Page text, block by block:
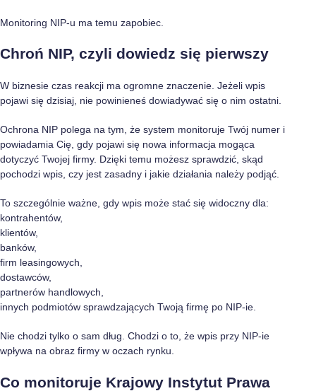
Monitoring NIP-u ma temu zapobiec.
Chroń NIP, czyli dowiedz się pierwszy
W biznesie czas reakcji ma ogromne znaczenie. Jeżeli wpis
pojawi się dzisiaj, nie powinieneś dowiadywać się o nim ostatni.
Ochrona NIP polega na tym, że system monitoruje Twój numer i
powiadamia Cię, gdy pojawi się nowa informacja mogąca
dotyczyć Twojej firmy. Dzięki temu możesz sprawdzić, skąd
pochodzi wpis, czy jest zasadny i jakie działania należy podjąć.
To szczególnie ważne, gdy wpis może stać się widoczny dla:
kontrahentów,
klientów,
banków,
firm leasingowych,
dostawców,
partnerów handlowych,
innych podmiotów sprawdzających Twoją firmę po NIP-ie.
Nie chodzi tylko o sam dług. Chodzi o to, że wpis przy NIP-ie
wpływa na obraz firmy w oczach rynku.
Co monitoruje Krajowy Instytut Prawa